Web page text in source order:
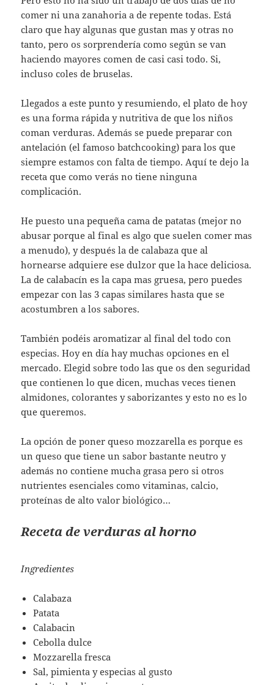
comer ni una zanahoria a de repente todas. Está
claro que hay algunas que gustan mas y otras no
tanto, pero os sorprendería como según se van
haciendo mayores comen de casi casi todo. Si,
incluso coles de bruselas.
Llegados a este punto y resumiendo, el plato de hoy
es una forma rápida y nutritiva de que los niños
coman verduras. Además se puede preparar con
antelación (el famoso batchcooking) para los que
siempre estamos con falta de tiempo. Aquí te dejo la
receta que como verás no tiene ninguna
complicación.
He puesto una pequeña cama de patatas (mejor no
abusar porque al final es algo que suelen comer mas
a menudo), y después la de calabaza que al
hornearse adquiere ese dulzor que la hace deliciosa.
La de calabacín es la capa mas gruesa, pero puedes
empezar con las 3 capas similares hasta que se
acostumbren a los sabores.
También podéis aromatizar al final del todo con
especias. Hoy en día hay muchas opciones en el
mercado. Elegid sobre todo las que os den seguridad
que contienen lo que dicen, muchas veces tienen
almidones, colorantes y saborizantes y esto no es lo
que queremos.
La opción de poner queso mozzarella es porque es
un queso que tiene un sabor bastante neutro y
además no contiene mucha grasa pero si otros
nutrientes esenciales como vitaminas, calcio,
proteínas de alto valor biológico…
Receta de verduras al horno
Ingredientes
Calabaza
Patata
Calabacin
Cebolla dulce
Mozzarella fresca
Sal, pimienta y especias al gusto